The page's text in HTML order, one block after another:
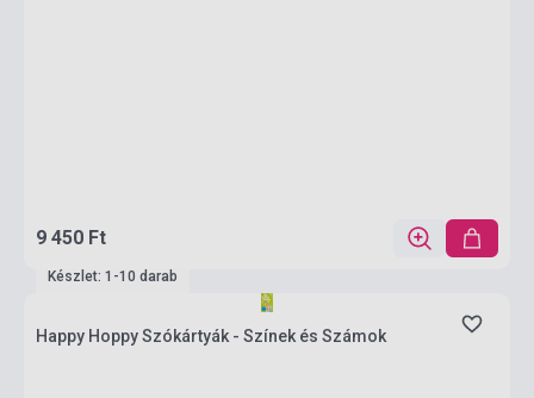
9 450 Ft
Készlet: 1-10 darab
Happy Hoppy Szókártyák - Színek és Számok